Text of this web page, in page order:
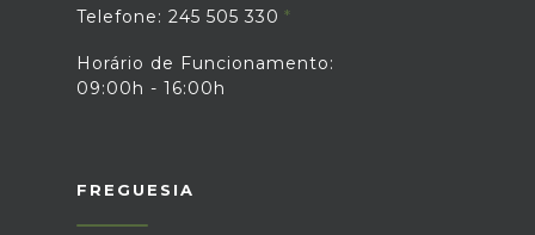
Telefone: 245 505 330
Horário de Funcionamento:
09:00h - 16:00h
FREGUESIA